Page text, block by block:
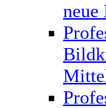
neue